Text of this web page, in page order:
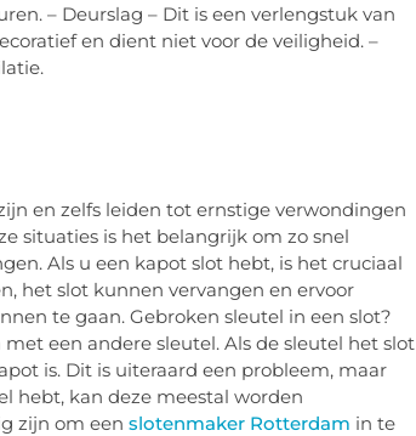
– Deurslag – Dit is een verlengstuk van
en dient niet voor de veiligheid. –
en zelfs leiden tot ernstige verwondingen
situaties is het belangrijk om zo snel
Als u een kapot slot hebt, is het cruciaal
het slot kunnen vervangen en ervoor
te gaan. Gebroken sleutel in een slot?
een andere sleutel. Als de sleutel het slot
is. Dit is uiteraard een probleem, maar
hebt, kan deze meestal worden
zijn om een slotenmaker Rotterdam in te